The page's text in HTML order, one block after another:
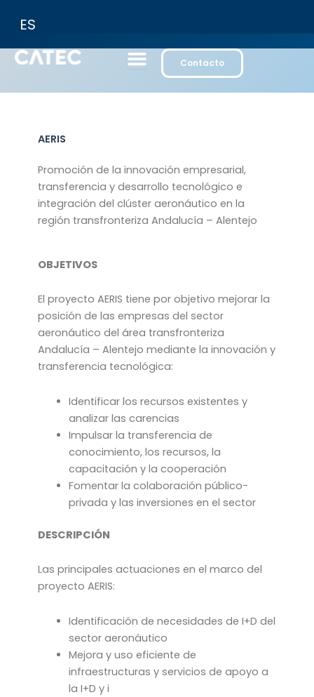
ES
Contacto
AERIS
Promoción de la innovación empresarial,
transferencia y desarrollo tecnológico e
integración del clúster aeronáutico en la
región transfronteriza Andalucía – Alentejo
OBJETIVOS
El proyecto AERIS tiene por objetivo mejorar la
posición de las empresas del sector
aeronáutico del área transfronteriza
Andalucía – Alentejo mediante la innovación y
transferencia tecnológica:
Identificar los recursos existentes y
analizar las carencias
Impulsar la transferencia de
conocimiento, los recursos, la
capacitación y la cooperación
Fomentar la colaboración público-
privada y las inversiones en el sector
DESCRIPCIÓN
Las principales actuaciones en el marco del
proyecto AERIS:
Identificación de necesidades de I+D del
sector aeronáutico
Mejora y uso eficiente de
infraestructuras y servicios de apoyo a
la I+D y i